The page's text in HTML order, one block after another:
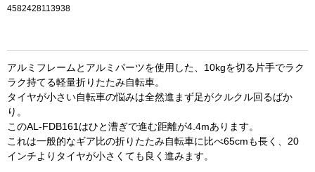
4582428113938
アルミフレームとアルミパーツを使用した、10kgを切る片手でラク
ラク持てる軽量折りたたみ自転車。
タイヤが小さい自転車の悩みは全然進まず足がクルクル回るばか
り。
このAL-FDB161はひと漕ぎで進む距離が4.4mあります。
これは一般的なギア比の折りたたみ自転車に比べ65cmも長く、20
インチよりタイヤが小さくても良く進みます。